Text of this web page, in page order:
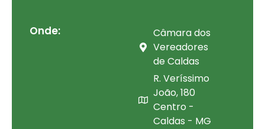
Onde:
Câmara dos
Vereadores
de Caldas
R. Veríssimo
João, 180
Centro -
Caldas - MG